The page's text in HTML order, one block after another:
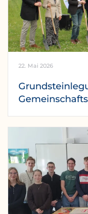
22. Mai 2026